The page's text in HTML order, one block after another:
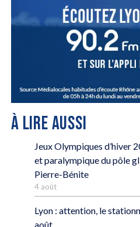
À LIRE AUSSI
Jeux Olympiques d’hiver
et paralympique du pôle
Pierre-Bénite
4 août
Lyon : attention, le
août